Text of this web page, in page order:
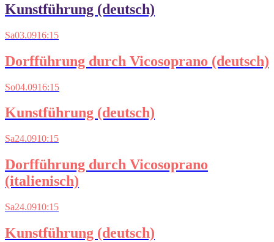
Kunstführung (deutsch)
Sa03.0916:15
Dorfführung durch Vicosoprano (deutsch)
So04.0916:15
Kunstführung (deutsch)
Sa24.0910:15
Dorfführung durch Vicosoprano
(italienisch)
Sa24.0910:15
Kunstführung (deutsch)